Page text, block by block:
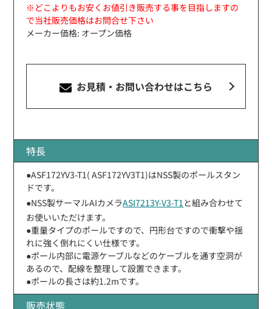
※どこよりもお安くお値引き販売する事を目指しますの
で当社販売価格はお問合せ下さい
メーカー価格: オープン価格
お見積・お問い合わせはこちら
特長
●ASF172YV3-T1( ASF172YV3T1)はNSS製のポールスタン
ドです。
●NSS製サーマルAIカメラASI7213Y-V3-T1 と組み合わせて
お使いいただけます。
●重量タイプのポールですので、円形台ですので衝撃や揺
れに強く倒れにくい仕様です。
●ポール内部に電源ケーブルなどのケーブルを通す空洞が
あるので、配線を整理して設置できます。
●ポールの長さは約1.2mです。
販売状態